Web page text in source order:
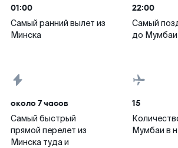
01:00
Самый ранний вылет из
Минска
22:00
Самый
до Мумбаи
около 7 часов
Самый быстрый
прямой перелет из
Минска туда и
15
Мумбаи в